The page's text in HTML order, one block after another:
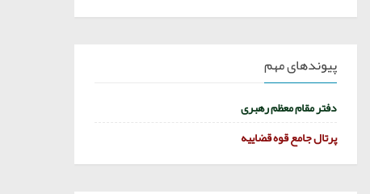
پیوندهای مهم
دفتر مقام معظم رهبری
پرتال جامع قوه قضاییه